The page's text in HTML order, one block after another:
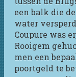
een balk die
water
Coupure was
Rooigem
men een
poortgeld te